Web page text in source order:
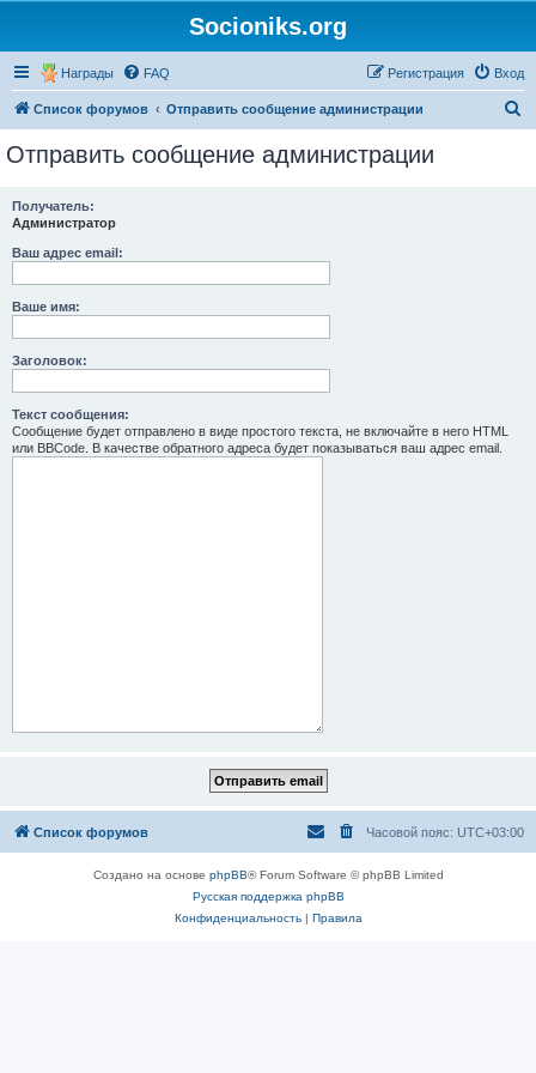
Socioniks.org
Награды FAQ Вход
Регистрация
Список форумов Отправить сообщение администрации
Отправить сообщение администрации
Получатель:
Администратор
Ваш адрес email:
Ваше имя:
Заголовок:
Текст сообщения:
Сообщение будет отправлено в виде простого текста, не включайте в него HTML
или BBCode. В качестве обратного адреса будет показываться ваш адрес email.
Список форумов Часовой пояс: UTC+03:00
Создано на основе phpBB® Forum Software © phpBB Limited
Русская поддержка phpBB
Конфиденциальность| Правила